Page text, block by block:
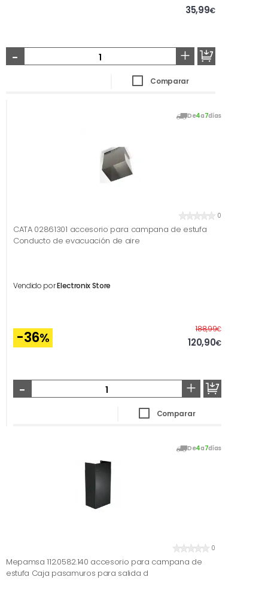
35,99€
- +
Comparar
De4a7días
0
CATA 02861301 accesorio para campana de estufa
Conducto de evacuación de aire
Vendido porElectronix Store
-36%
188,99€Antes
120,90€
- +
Comparar
De4a7días
0
Mepamsa 112.0582.140 accesorio para campana de
estufa Caja pasamuros para salida d